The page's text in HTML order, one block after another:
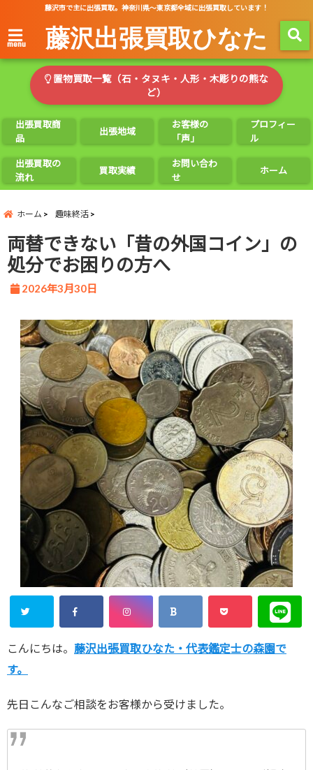
藤沢市で主に出張買取。神奈川県～東京都全域に出張買取しています！
menu 藤沢出張買取ひなた
置物買取一覧（石・タヌキ・人形・木彫りの熊な
ど）
出張買取商
品
出張地域
お客様の
「声」
プロフィー
ル
出張買取の
流れ
買取実績
お問い合わ
せ
ホーム
ホーム 趣味終活
両替できない「昔の外国コイン」の
処分でお困りの方へ
2026年3月30日
こんにちは。 藤沢出張買取ひなた・代表鑑定士の森園で
す。
先日こんなご相談をお客様から受けました。